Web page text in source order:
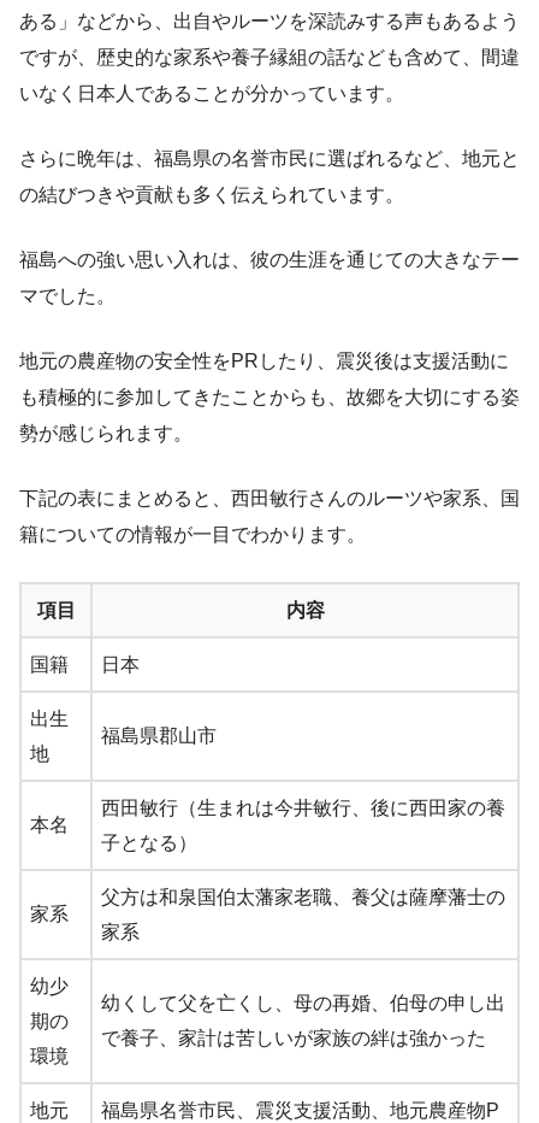
ある」などから、出自やルーツを深読みする声もあるよう
ですが、歴史的な家系や養子縁組の話なども含めて、間違
いなく日本人であることが分かっています。
さらに晩年は、福島県の名誉市民に選ばれるなど、地元と
の結びつきや貢献も多く伝えられています。
福島への強い思い入れは、彼の生涯を通じての大きなテー
マでした。
地元の農産物の安全性をPRしたり、震災後は支援活動に
も積極的に参加してきたことからも、故郷を大切にする姿
勢が感じられます。
下記の表にまとめると、西田敏行さんのルーツや家系、国
籍についての情報が一目でわかります。
項目 内容
国籍 日本
出生
地
福島県郡山市
本名
西田敏行（生まれは今井敏行、後に西田家の養
子となる）
家系
父方は和泉国伯太藩家老職、養父は薩摩藩士の
家系
幼少
期の
環境
幼くして父を亡くし、母の再婚、伯母の申し出
で養子、家計は苦しいが家族の絆は強かった
地元
福島県名誉市民、震災支援活動、地元農産物P